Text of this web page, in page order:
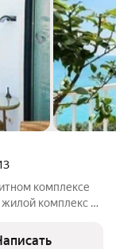
комплексе
комплекс с
микрорайоне